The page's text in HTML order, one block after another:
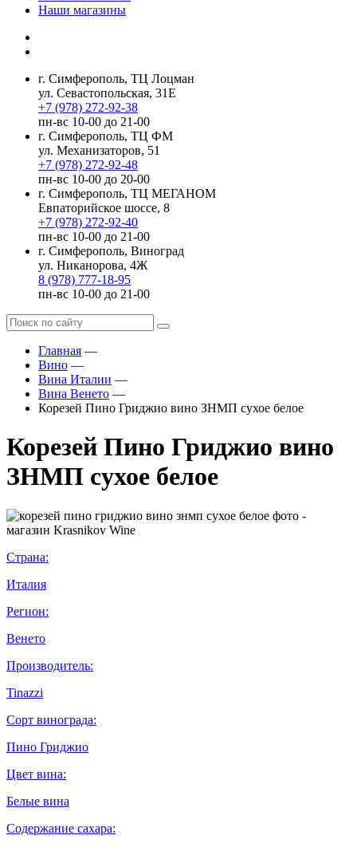
Наши магазины
г. Симферополь, ТЦ Лоцман
ул. Севастопольская, 31Е
+7 (978) 272-92-38
пн-вс 10-00 до 21-00
г. Симферополь, ТЦ ФМ
ул. Механизаторов, 51
+7 (978) 272-92-48
пн-вс 10-00 до 20-00
г. Симферополь, ТЦ МЕГАНОМ
Евпаторийское шоссе, 8
+7 (978) 272-92-40
пн-вс 10-00 до 21-00
г. Симферополь, Виноград
ул. Никанорова, 4Ж
8 (978) 777-18-95
пн-вс 10-00 до 21-00
Главная —
Вино —
Вина Италии —
Вина Венето —
Корезей Пино Гриджио вино ЗНМП сухое белое
Корезей Пино Гриджио вино
ЗНМП сухое белое
Страна:
Италия
Регион:
Венето
Производитель:
Tinazzi
Сорт винограда:
Пино Гриджио
Цвет вина:
Белые вина
Содержание сахара: